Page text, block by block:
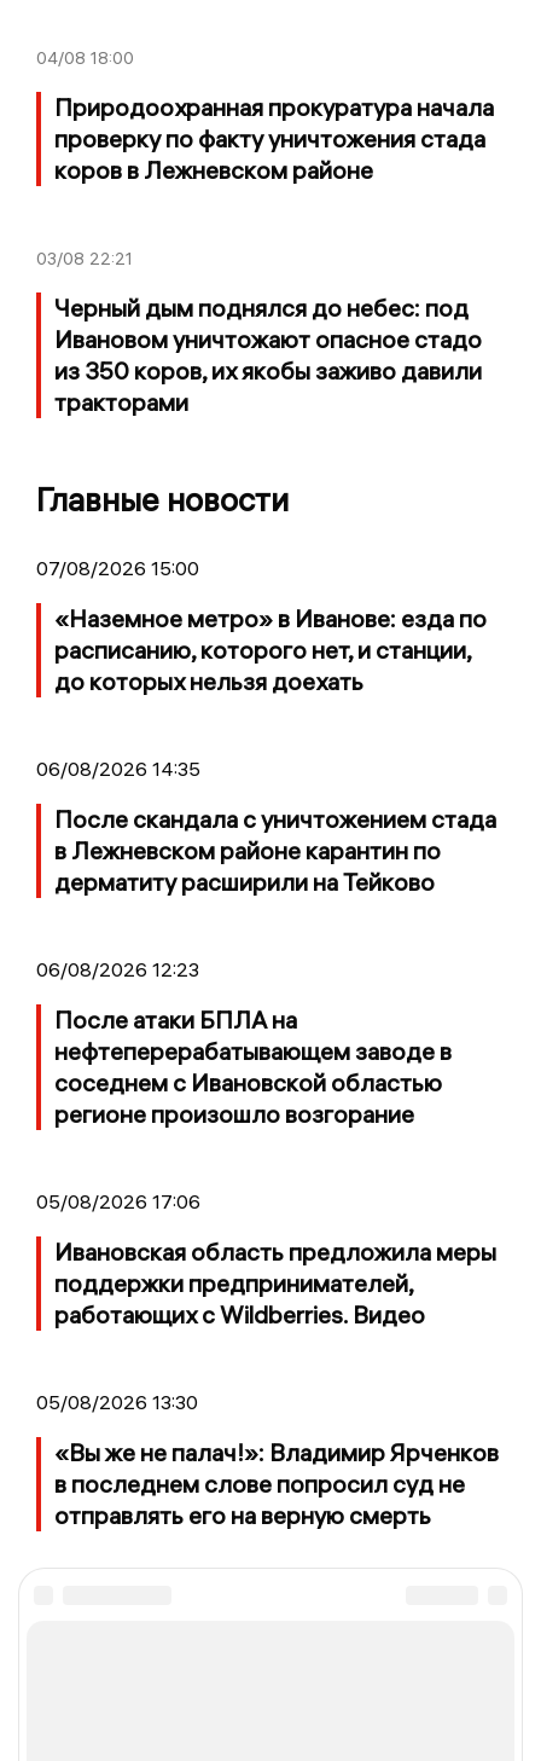
04/08 18:00
Природоохранная прокуратура начала
проверку по факту уничтожения стада
коров в Лежневском районе
03/08 22:21
Черный дым поднялся до небес: под
Ивановом уничтожают опасное стадо
из 350 коров, их якобы заживо давили
тракторами
Главные новости
07/08/2026 15:00
«Наземное метро» в Иванове: езда по
расписанию, которого нет, и станции,
до которых нельзя доехать
06/08/2026 14:35
После скандала с уничтожением стада
в Лежневском районе карантин по
дерматиту расширили на Тейково
06/08/2026 12:23
После атаки БПЛА на
нефтеперерабатывающем заводе в
соседнем с Ивановской областью
регионе произошло возгорание
05/08/2026 17:06
Ивановская область предложила меры
поддержки предпринимателей,
работающих с Wildberries. Видео
05/08/2026 13:30
«Вы же не палач!»: Владимир Ярченков
в последнем слове попросил суд не
отправлять его на верную смерть